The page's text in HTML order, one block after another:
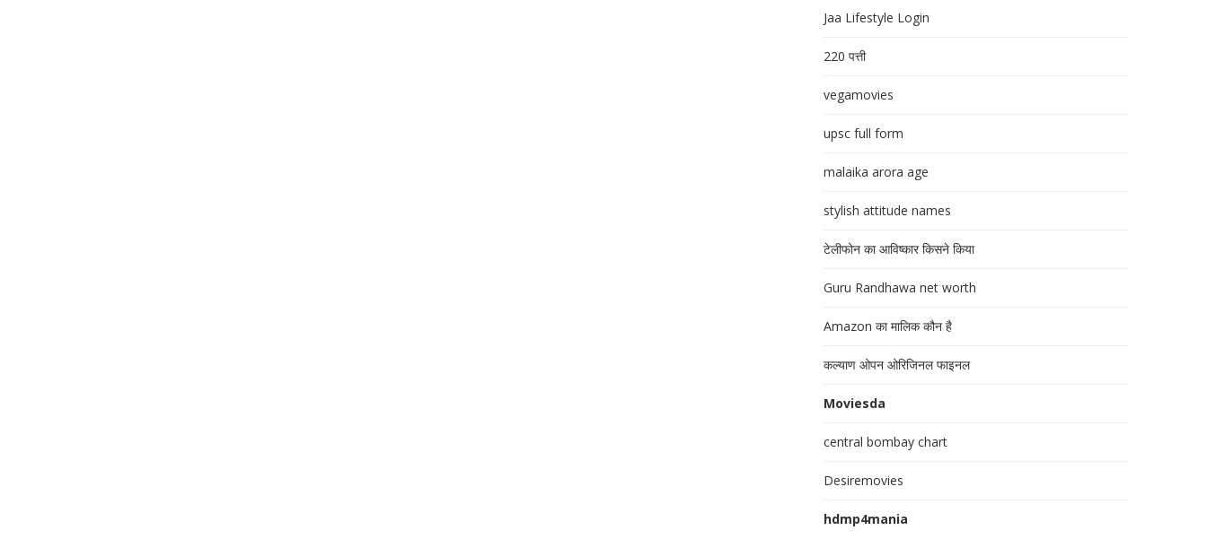
Jaa Lifestyle Login
220 पत्ती
vegamovies
upsc full form
malaika arora age
stylish attitude names
टेलीफोन का आविष्कार किसने किया
Guru Randhawa net worth
Amazon का मालिक कौन है
कल्याण ओपन ओरिजिनल फाइनल
Moviesda
central bombay chart
Desiremovies
hdmp4mania